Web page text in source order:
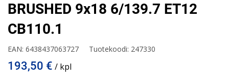
BRUSHED 9x18 6/139.7 ET12
CB110.1
EAN: 6438437063727 Tuotekoodi: 247330
193,50 € / kpl